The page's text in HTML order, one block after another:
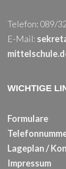
Telefon: 089/
E-Mail:
WICHTIGE
Formulare
Lageplan /
Impressum